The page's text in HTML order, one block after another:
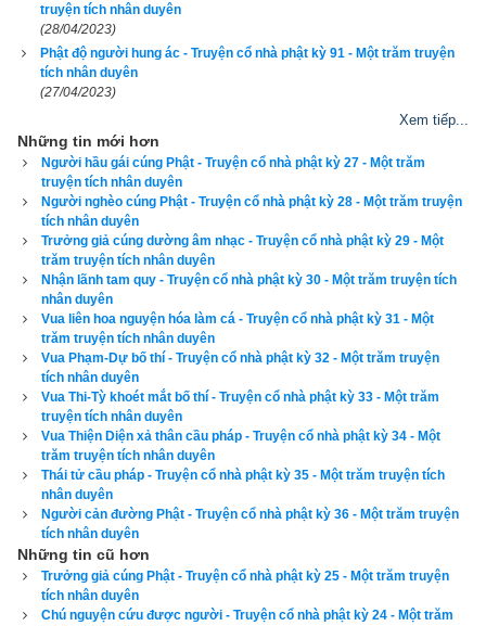
Khi ấy, A-nan bạch Phật rằng: “Như Lai là đấng tôn quý, chẳng
vô cớ mà cười bao giờ. Nay vì nhân duyên gì mà Phật mỉm
cười, xin giảng giải cho được biết.”
Phật bảo A-nan: “Ngươi có nhìn thấy người lái đò đây sanh
tâm hổ thẹn rồi phát nguyện cúng dường ta hôm nay chăng?”
A-nan thưa: “Bạch Thế Tôn, con đã thấy.”
Phật bảo A-nan rằng: “Người lái đò này nhờ công đức sám
hối, cúng dường ta, trong tương lai không còn bị đọa vào các
đường ác nữa, lại thường được hưởng những điều khoái lạc
trong cõi trời người. Trải qua ba a-tăng-kỳ kiếp nữa sẽ thành
Phật Bích-chi, hiệu là Độ Sanh Tử Hải, hóa độ chúng sanh số
lượng nhiều không thể tính đếm. Vì nhân duyên ấy mà ta mỉm
cười.”
Các vị tỳ-kheo nghe Phật thuyết nhân duyên này xong thảy
đều vui mừng tin nhận.
Để đọc online trọn bộ Sách Một trăm truyện tích nhân duyên
kích vào đây. Hãy ủng hộ website bằng cách truy cập lịch vạn
niên trên xemvm.com. Lịch vạn niên của chúng tôi không chỉ
có các tính năng cơ bản như đổi lịch dương sang lịch âm, lịch
truyện tích nhân duyên
(28/04/2023)
Phật độ người hung ác - Truyện cổ nhà phật kỳ 91 - Một trăm truyện
tích nhân duyên
(27/04/2023)
Xem tiếp...
Những tin mới hơn
Người hầu gái cúng Phật - Truyện cổ nhà phật kỳ 27 - Một trăm
truyện tích nhân duyên
Người nghèo cúng Phật - Truyện cổ nhà phật kỳ 28 - Một trăm truyện
tích nhân duyên
Trưởng giả cúng dường âm nhạc - Truyện cổ nhà phật kỳ 29 - Một
trăm truyện tích nhân duyên
Nhận lãnh tam quy - Truyện cổ nhà phật kỳ 30 - Một trăm truyện tích
nhân duyên
Vua liên hoa nguyện hóa làm cá - Truyện cổ nhà phật kỳ 31 - Một
trăm truyện tích nhân duyên
Vua Phạm-Dự bố thí - Truyện cổ nhà phật kỳ 32 - Một trăm truyện
tích nhân duyên
Vua Thi-Tỳ khoét mắt bố thí - Truyện cổ nhà phật kỳ 33 - Một trăm
truyện tích nhân duyên
Vua Thiện Diện xả thân cầu pháp - Truyện cổ nhà phật kỳ 34 - Một
trăm truyện tích nhân duyên
Thái tử cầu pháp - Truyện cổ nhà phật kỳ 35 - Một trăm truyện tích
nhân duyên
Người cản đường Phật - Truyện cổ nhà phật kỳ 36 - Một trăm truyện
tích nhân duyên
Những tin cũ hơn
Trưởng giả cúng Phật - Truyện cổ nhà phật kỳ 25 - Một trăm truyện
tích nhân duyên
Chú nguyện cứu được người - Truyện cổ nhà phật kỳ 24 - Một trăm